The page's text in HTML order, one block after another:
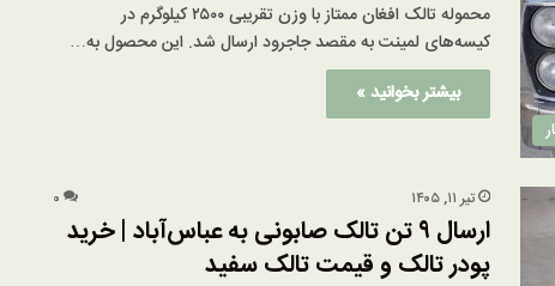
محموله تالک افغان ممتاز با وزن تقریبی ۲۵۰۰ کیلوگرم در
کیسه‌های لمینت به مقصد جاجرود ارسال شد. این محصول به…
بیشتر بخوانید »
تیر ۱۱, ۱۴۰۵ ۰
ارسال ۹ تن تالک صابونی به عباس‌آباد | خرید
پودر تالک و قیمت تالک سفید